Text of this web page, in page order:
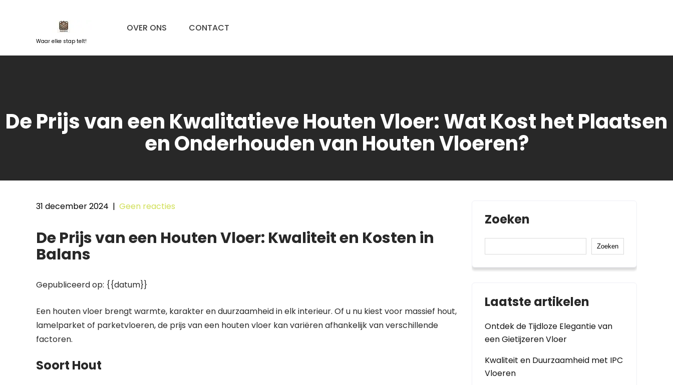
Waar elke stap telt!
OVER ONS CONTACT
De Prijs van een Kwalitatieve Houten Vloer: Wat Kost het Plaatsen
en Onderhouden van Houten Vloeren?
31 december 2024 | Geen reacties
De Prijs van een Houten Vloer: Kwaliteit en Kosten in
Balans
Gepubliceerd op: {{datum}}
Een houten vloer brengt warmte, karakter en duurzaamheid in elk interieur. Of u nu kiest voor massief hout,
lamelparket of parketvloeren, de prijs van een houten vloer kan variëren afhankelijk van verschillende
factoren.
Soort Hout
Zoeken
Zoeken
Laatste artikelen
Ontdek de Tijdloze Elegantie van
een Gietijzeren Vloer
Kwaliteit en Duurzaamheid met IPC
Vloeren